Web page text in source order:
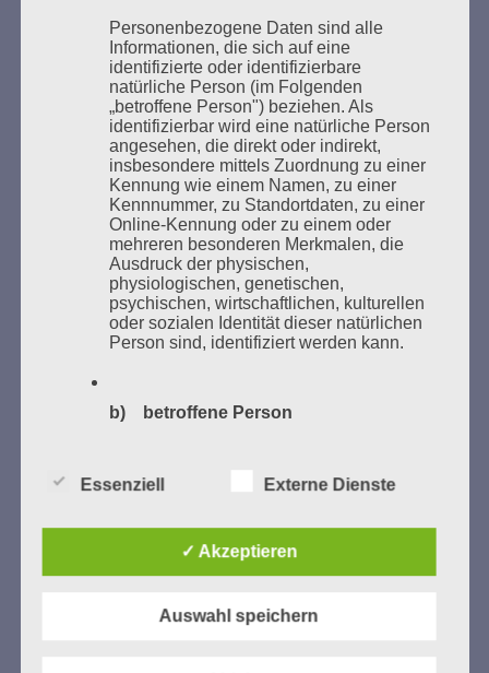
Donnerstag, 21. Mai 2026, 11 – 18 Uhr
Zum 26. Mal gibt es eine Marathonlesung anlässlich
des Gedenkens an die Verbrennung von Büchern am
Kaifu-Ufer – genau an dem Ort, wo im Mai 1933 NS-
Studentenorganisationen und Burschenschaftler
Bücher verbrannten.
Weitere Informationen:lesezeichen-setzen.de
GEDENKEN UND ERINNERN BEGINNT IN
UNSERER NACHBARSCHAFT
Personenbezogene Daten sind alle
Informationen, die sich auf eine
identifizierte oder identifizierbare
natürliche Person (im Folgenden
„betroffene Person") beziehen. Als
identifizierbar wird eine natürliche Person
angesehen, die direkt oder indirekt,
insbesondere mittels Zuordnung zu einer
Kennung wie einem Namen, zu einer
Kennnummer, zu Standortdaten, zu einer
Online-Kennung oder zu einem oder
mehreren besonderen Merkmalen, die
Ausdruck der physischen,
physiologischen, genetischen,
psychischen, wirtschaftlichen, kulturellen
oder sozialen Identität dieser natürlichen
Person sind, identifiziert werden kann.
b) betroffene Person
oder identifizierbare natürliche Person,
verarbeitet werden.
c) Verarbeitung
Essenziell Externe Dienste
✓ Akzeptieren
Auswahl speichern